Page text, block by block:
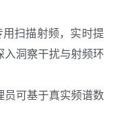
扫描射频，实时提
洞察干扰与射频环
员可基于真实频谱数